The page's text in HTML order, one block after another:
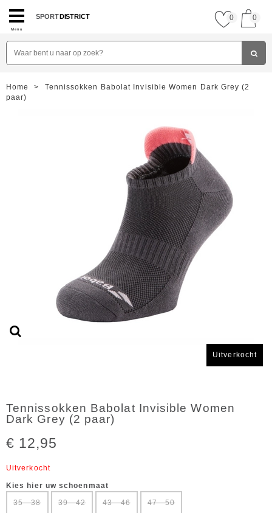
Menu
SPORTDISTRICT 0 0
Home >
Tennissokken Babolat Invisible Women Dark Grey (2
paar)
Uitverkocht
Tennissokken Babolat Invisible Women
Dark Grey (2 paar)
€ 12,95
Uitverkocht
Kies hier uw schoenmaat
35 - 38
39 - 42 43 - 46 47 - 50